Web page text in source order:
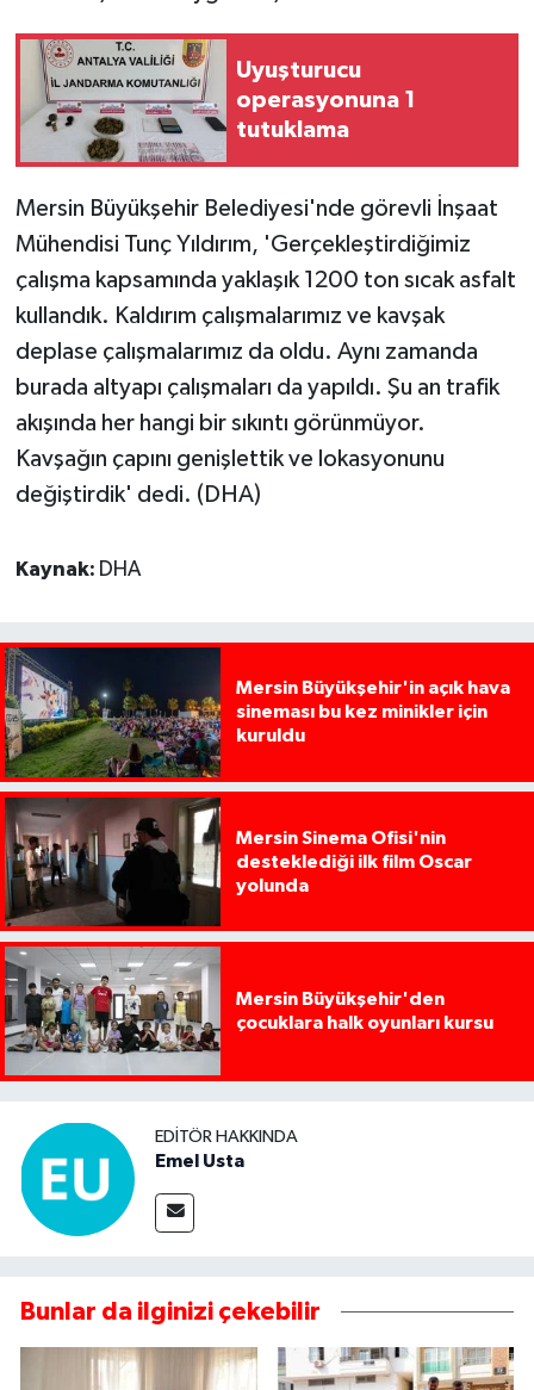
Uyuşturucu
operasyonuna 1
tutuklama
Mersin Büyükşehir Belediyesi'nde görevli İnşaat
Mühendisi Tunç Yıldırım, 'Gerçekleştirdiğimiz
çalışma kapsamında yaklaşık 1200 ton sıcak asfalt
kullandık. Kaldırım çalışmalarımız ve kavşak
deplase çalışmalarımız da oldu. Aynı zamanda
burada altyapı çalışmaları da yapıldı. Şu an trafik
akışında her hangi bir sıkıntı görünmüyor.
Kavşağın çapını genişlettik ve lokasyonunu
değiştirdik' dedi. (DHA)
Kaynak: DHA
Mersin Büyükşehir'in açık hava
sineması bu kez minikler için
kuruldu
Mersin Sinema Ofisi'nin
desteklediği ilk film Oscar
yolunda
Mersin Büyükşehir'den
çocuklara halk oyunları kursu
EDITÖR HAKKINDA
Emel Usta
Bunlar da ilginizi çekebilir